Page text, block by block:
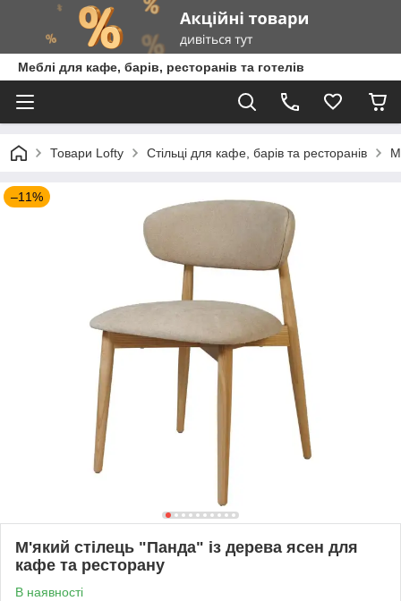
Меблі для кафе, барів, ресторанів та готелів
Товари Lofty Стільці для кафе, барів та ресторанів
–11%
М'який стілець "Панда" із дерева ясен для
кафе та ресторану
В наявності